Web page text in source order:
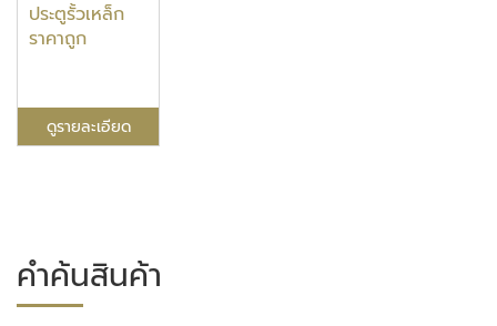
ประตูรั้วเหล็ก
ราคาถูก
ดูรายละเอียด
คำค้นสินค้า